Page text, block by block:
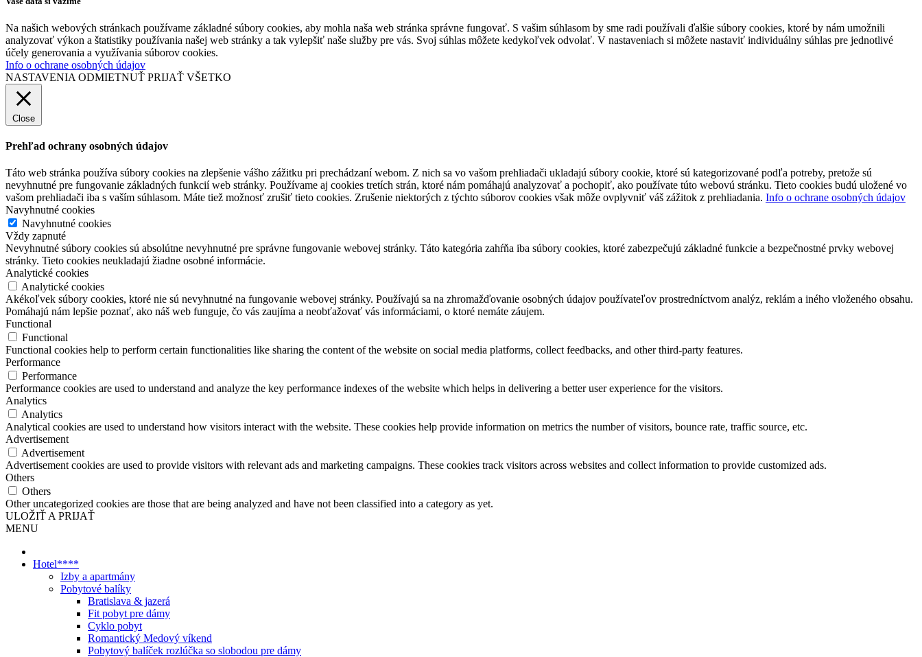
Na našich webových stránkach používame základné súbory cookies, aby mohla naša web stránka správne fungovať. S vašim súhlasom by sme radi používali ďalšie súbory cookies, ktoré by nám umožnili
analyzovať výkon a štatistiky používania našej web stránky a tak vylepšiť naše služby pre vás. Svoj súhlas môžete kedykoľvek odvolať. V nastaveniach si môžete nastaviť individuálny súhlas pre jednotlivé
účely generovania a využívania súborov cookies.
Info o ochrane osobných údajov
NASTAVENIA ODMIETNUŤ PRIJAŤ VŠETKO
Close
Prehľad ochrany osobných údajov
Táto web stránka používa súbory cookies na zlepšenie vášho zážitku pri prechádzaní webom. Z nich sa vo vašom prehliadači ukladajú súbory cookie, ktoré sú kategorizované podľa potreby, pretože sú
nevyhnutné pre fungovanie základných funkcií web stránky. Používame aj cookies tretích strán, ktoré nám pomáhajú analyzovať a pochopiť, ako používate túto webovú stránku. Tieto cookies budú uložené vo
vašom prehliadači iba s vaším súhlasom. Máte tiež možnosť zrušiť tieto cookies. Zrušenie niektorých z týchto súborov cookies však môže ovplyvniť váš zážitok z prehliadania. Info o ochrane osobných údajov
Navyhnutné cookies
Navyhnutné cookies
Vždy zapnuté
Nevyhnutné súbory cookies sú absolútne nevyhnutné pre správne fungovanie webovej stránky. Táto kategória zahŕňa iba súbory cookies, ktoré zabezpečujú základné funkcie a bezpečnostné prvky webovej
stránky. Tieto cookies neukladajú žiadne osobné informácie.
Analytické cookies
Analytické cookies
Akékoľvek súbory cookies, ktoré nie sú nevyhnutné na fungovanie webovej stránky. Používajú sa na zhromažďovanie osobných údajov používateľov prostredníctvom analýz, reklám a iného vloženého obsahu.
Pomáhajú nám lepšie poznať, ako náš web funguje, čo vás zaujíma a neobťažovať vás informáciami, o ktoré nemáte záujem.
Functional
Functional
Functional cookies help to perform certain functionalities like sharing the content of the website on social media platforms, collect feedbacks, and other third-party features.
Performance
Performance
Performance cookies are used to understand and analyze the key performance indexes of the website which helps in delivering a better user experience for the visitors.
Analytics
Analytics
Analytical cookies are used to understand how visitors interact with the website. These cookies help provide information on metrics the number of visitors, bounce rate, traffic source, etc.
Advertisement
Advertisement
Advertisement cookies are used to provide visitors with relevant ads and marketing campaigns. These cookies track visitors across websites and collect information to provide customized ads.
Others
Others
Other uncategorized cookies are those that are being analyzed and have not been classified into a category as yet.
ULOŽIŤ A PRIJAŤ
MENU
Hotel****
Izby a apartmány
Pobytové balíky
Bratislava & jazerá
Fit pobyt pre dámy
Cyklo pobyt
Romantický Medový víkend
Pobytový balíček rozlúčka so slobodou pre dámy